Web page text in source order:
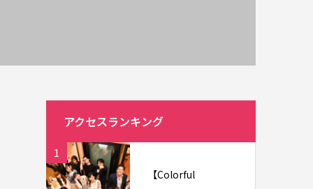
アクセスランキング
1
【Colorful